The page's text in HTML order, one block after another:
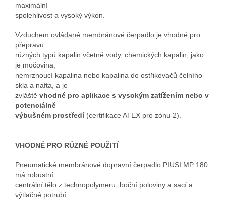
maximální
spolehlivost a vysoký výkon.
Vzduchem ovládané membránové čerpadlo je vhodné pro
přepravu
různých typů kapalin včetně vody, chemických kapalin, jako
je močovina,
nemrznoucí kapalina nebo kapalina do ostřikovačů čelního
skla a nafta, a je
zvláště vhodné pro aplikace s vysokým zatížením nebo v
potenciálně
výbušném prostředí(certifikace ATEX pro zónu 2).
VHODNÉ PRO RŮZNÉ POUŽITÍ
Pneumatické membránové dopravní čerpadlo PIUSI MP 180
má robustní
centrální tělo z technopolymeru, boční poloviny a sací a
výtlačné potrubí